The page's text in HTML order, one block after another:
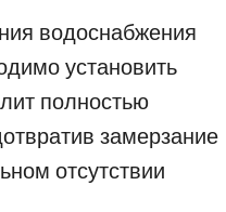
водоснабжения
установить
полностью
замерзание
отсутствии